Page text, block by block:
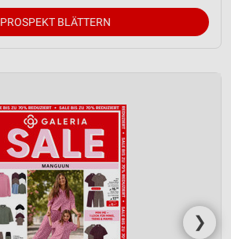
PROSPEKT BLÄTTERN
❯